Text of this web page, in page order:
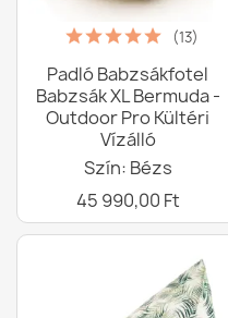
(13)
Padló Babzsákfotel
Babzsák XL Bermuda -
Outdoor Pro Kültéri
Vízálló
Szín: Bézs
45 990,00 Ft